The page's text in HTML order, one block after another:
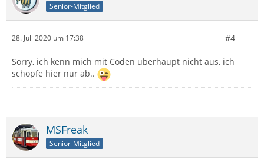
Senior-Mitglied
28. Juli 2020 um 17:38 #4
Sorry, ich kenn mich mit Coden überhaupt nicht aus, ich
schöpfe hier nur ab..
MSFreak
Senior-Mitglied